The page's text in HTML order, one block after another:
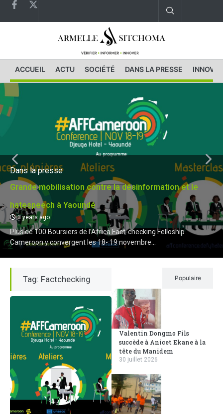
ACCUEIL ACTU SOCIÉTÉ DANS LA PRESSE
Dans la presse
Grande mobilisation contre la désinformation et le
hatespeech à Yaoundé
3 years ago
Plus de 100 Boursiers de l’Africa Fact-checking Felloship
Cameroon y convergent les 18- 19 novembre...
Tag: Factchecking Populaire
Valentin Dongmo Fils
succède à Anicet Ekane à la
tête du Manidem
30 juillet 2026